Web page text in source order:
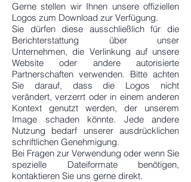
Gerne stellen wir Ihnen unsere offiziellen
Logos zum Download zur Verfügung.
Sie dürfen diese ausschließlich für die
Berichterstattung über unser
Unternehmen, die Verlinkung auf unsere
Website oder andere autorisierte
Partnerschaften verwenden. Bitte achten
Sie darauf, dass die Logos nicht
verändert, verzerrt oder in einem anderen
Kontext genutzt werden, der unserem
Image schaden könnte. Jede andere
Nutzung bedarf unserer ausdrücklichen
schriftlichen Genehmigung.
Bei Fragen zur Verwendung oder wenn Sie
spezielle Dateiformate benötigen,
kontaktieren Sie uns gerne direkt.